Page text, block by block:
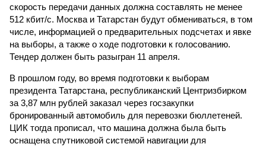
скорость передачи данных должна составлять не менее
512 кбит/с. Москва и Татарстан будут обмениваться, в том
числе, информацией о предварительных подсчетах и явке
на выборы, а также о ходе подготовки к голосованию.
Тендер должен быть разыгран 11 апреля.
В прошлом году, во время подготовки к выборам
президента Татарстана, республиканский Центризбирком
за 3,87 млн рублей заказал через госзакупки
бронированный автомобиль для перевозки бюллетеней.
ЦИК тогда прописал, что машина должна была быть
оснащена спутниковой системой навигации для